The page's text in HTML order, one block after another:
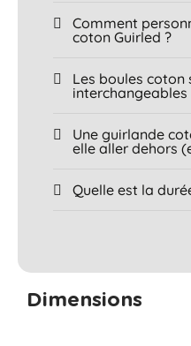
Comment
coton Guirled ?
Les boules coton
interchangeables
Une guirlande
elle aller dehors
Quelle est la
Dimensions